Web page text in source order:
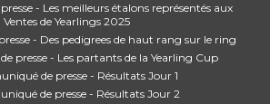
- Les meilleurs étalons représentés aux
Ventes de Yearlings 2025
- Des pedigrees de haut rang sur le ring
presse - Les partants de la Yearling Cup
de presse - Résultats Jour 1
de presse - Résultats Jour 2